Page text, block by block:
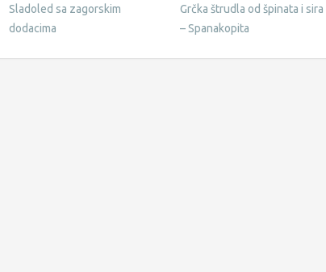
Sladoled sa zagorskim
dodacima
Grčka štrudla od špinata i sira
– Spanakopita